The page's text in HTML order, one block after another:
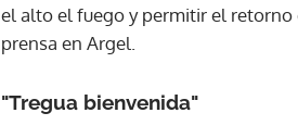
el alto el fuego y permitir el
prensa en Argel.
"Tregua bienvenida"